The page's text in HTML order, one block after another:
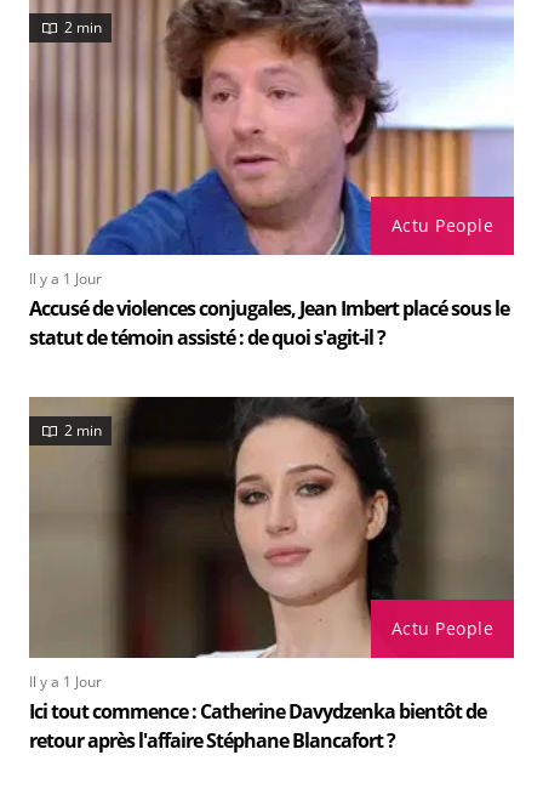
Actu People
2 min
Il y a 1 Jour
Accusé de violences conjugales, Jean Imbert placé sous le
statut de témoin assisté : de quoi s'agit-il ?
Actu People
2 min
Il y a 1 Jour
Ici tout commence : Catherine Davydzenka bientôt de
retour après l'affaire Stéphane Blancafort ?